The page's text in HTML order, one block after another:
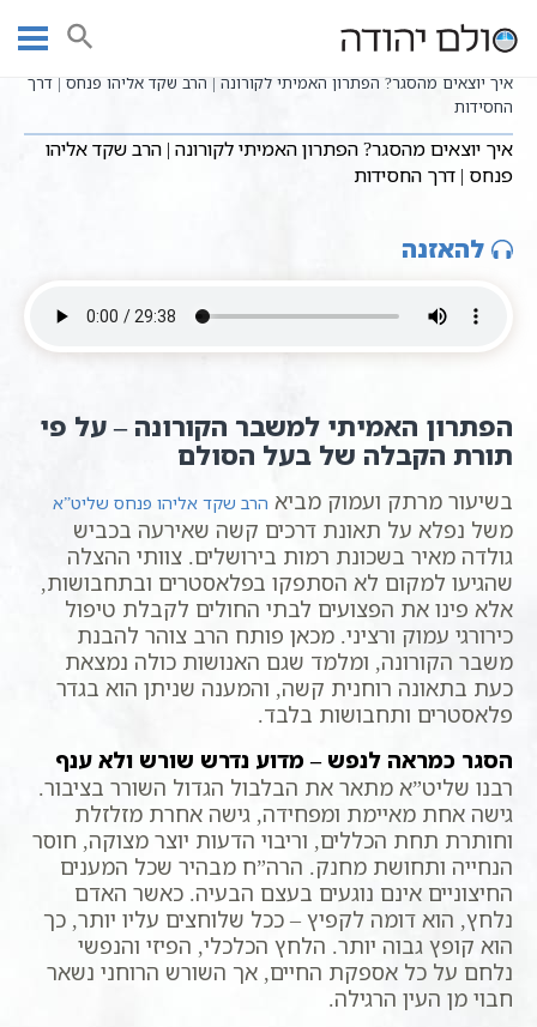
עמוד ראשי שיעורי וידאו
סולם הנפש - בניית האדם השלם בדרך הקבלה
איך יוצאים מהסגר? הפתרון האמיתי לקורונה | הרב שקד אליהו פנחס | דרך
החסידות
איך יוצאים מהסגר? הפתרון האמיתי לקורונה | הרב שקד אליהו
פנחס | דרך החסידות
להאזנה
הפתרון האמיתי למשבר הקורונה – על פי
תורת הקבלה של בעל הסולם
בשיעור מרתק ועמוק מביא הרב שקד אליהו פנחס שליט”א
משל נפלא על תאונת דרכים קשה שאירעה בכביש
גולדה מאיר בשכונת רמות בירושלים. צוותי ההצלה
שהגיעו למקום לא הסתפקו בפלאסטרים ובתחבושות,
אלא פינו את הפצועים לבתי החולים לקבלת טיפול
כירורגי עמוק ורציני. מכאן פותח הרב צוהר להבנת
משבר הקורונה, ומלמד שגם האנושות כולה נמצאת
כעת בתאונה רוחנית קשה, והמענה שניתן הוא בגדר
פלאסטרים ותחבושות בלבד.
הסגר כמראה לנפש – מדוע נדרש שורש ולא ענף
רבנו שליט”א מתאר את הבלבול הגדול השורר בציבור.
גישה אחת מאיימת ומפחידה, גישה אחרת מזלזלת
וחותרת תחת הכללים, וריבוי הדעות יוצר מצוקה, חוסר
הנחייה ותחושת מחנק. הרה”ח מבהיר שכל המענים
החיצוניים אינם נוגעים בעצם הבעיה. כאשר האדם
נלחץ, הוא דומה לקפיץ – ככל שלוחצים עליו יותר, כך
הוא קופץ גבוה יותר. הלחץ הכלכלי, הפיזי והנפשי
נלחם על כל אספקת החיים, אך השורש הרוחני נשאר
חבוי מן העין הרגילה.